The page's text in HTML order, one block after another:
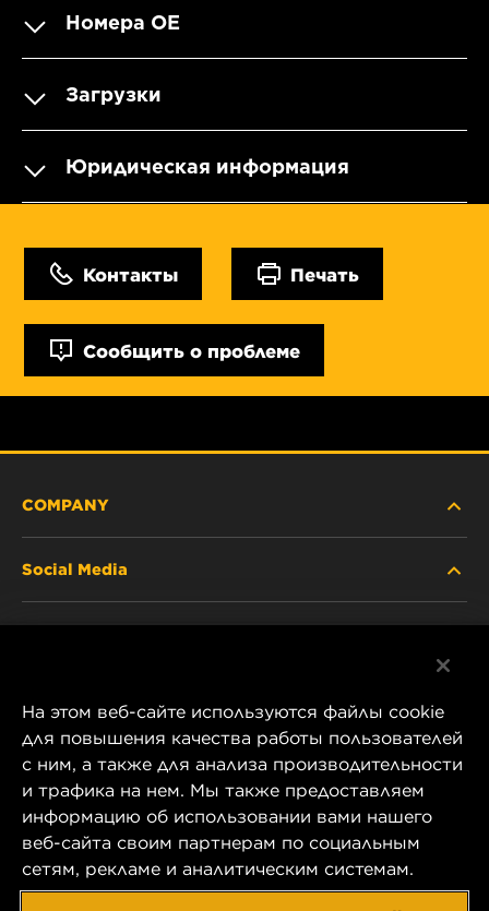
Номера OE
Загрузки
Юридическая информация
Контакты Печать
Сообщить о проблеме
COMPANY
CAREER
COMPANY STORE
DATA PRIVACY
Social Media
Instagram
YouTube
1 Wix Way
P.O. Box 1967
Gastonia, NC 28054
На этом веб-сайте используются файлы cookie
для повышения качества работы пользователей
с ним, а также для анализа производительности
и трафика на нем. Мы также предоставляем
информацию об использовании вами нашего
веб-сайта своим партнерам по социальным
сетям, рекламе и аналитическим системам.